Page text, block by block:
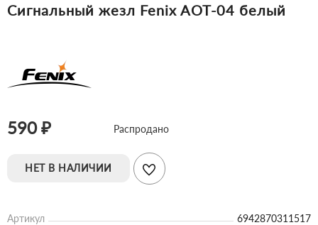
Сигнальный жезл Fenix AOT-04 белый
590 ₽ Распродано
НЕТ В НАЛИЧИИ
Артикул
6942870311517